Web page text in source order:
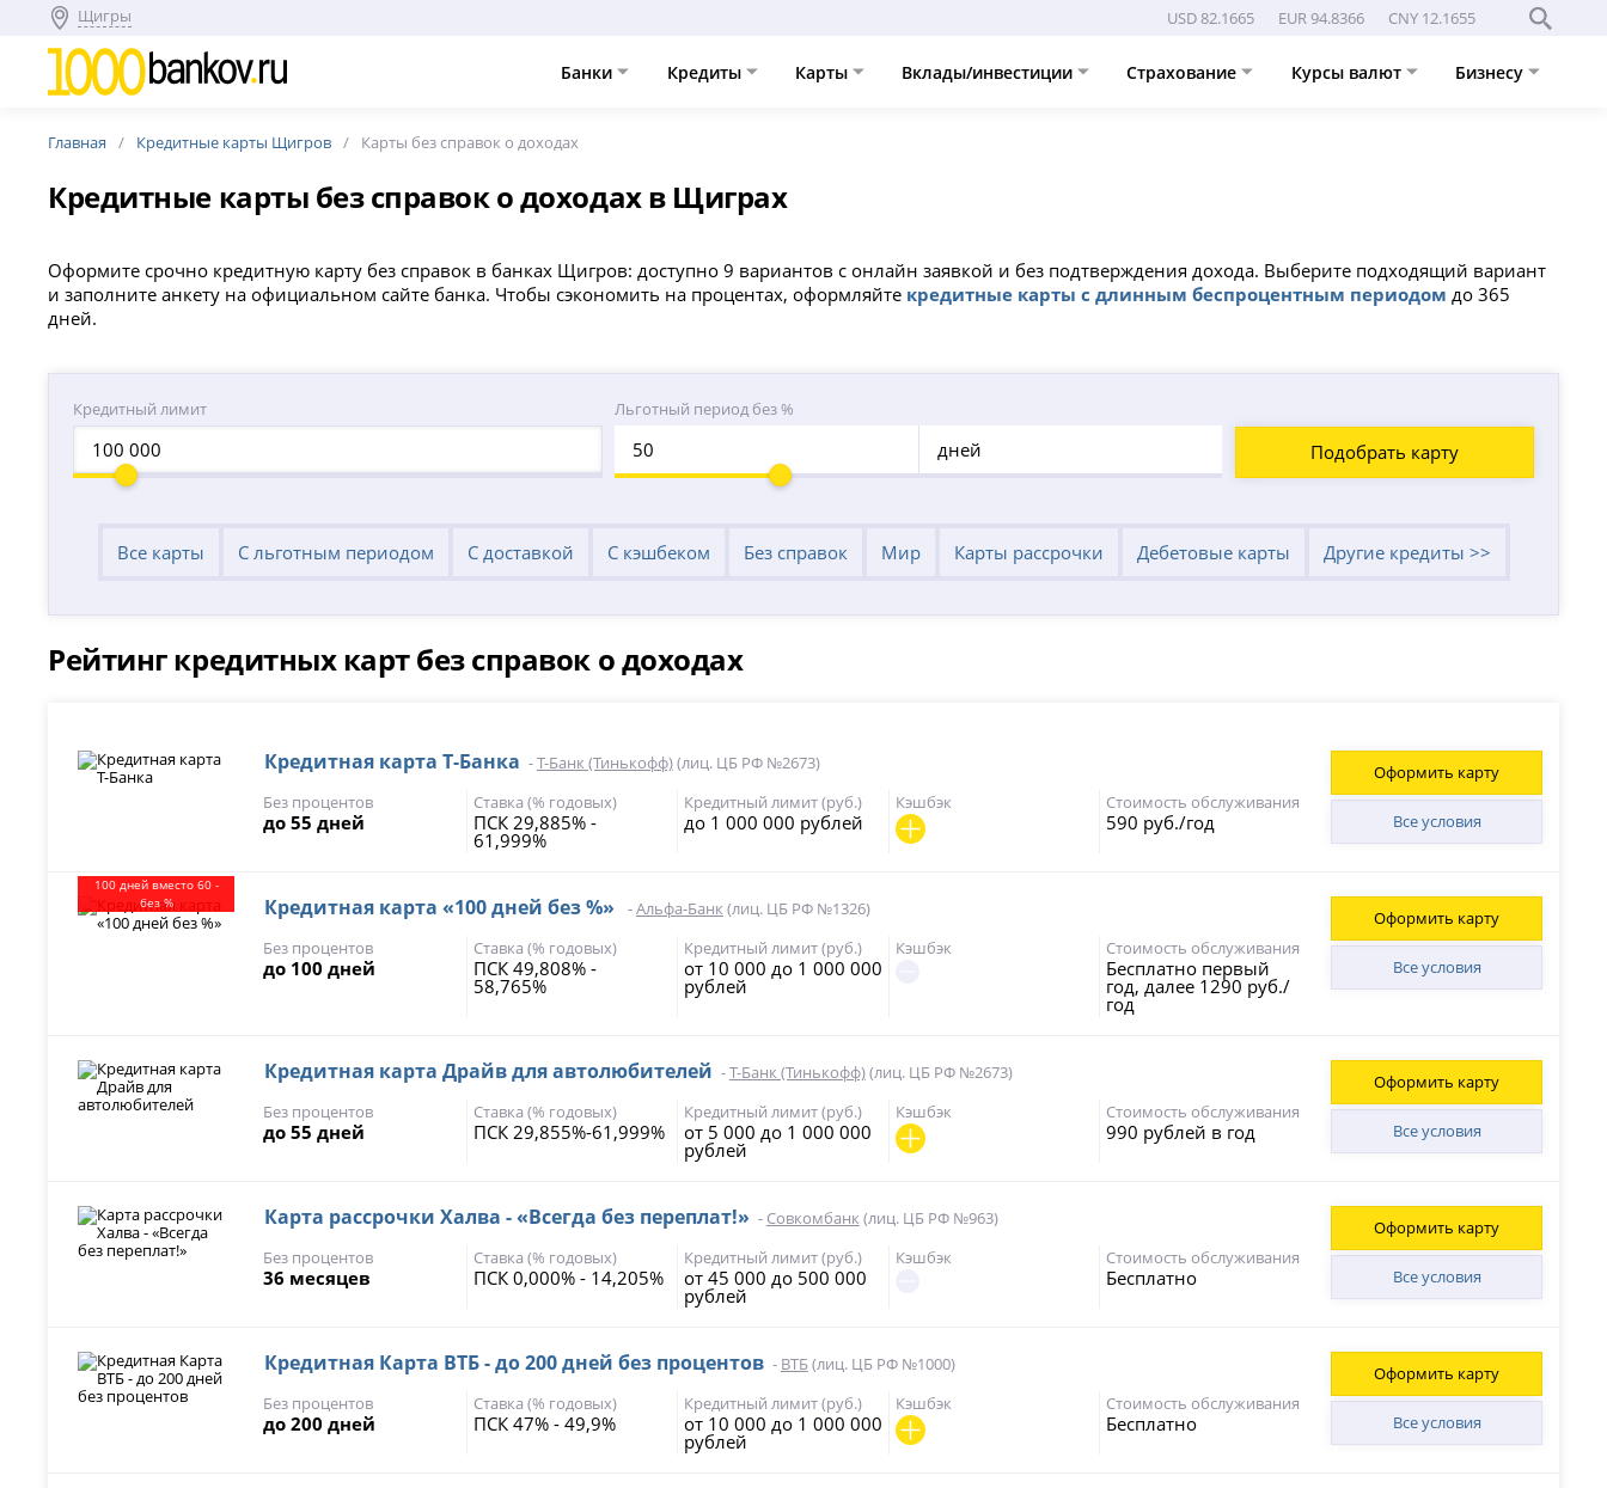
Щигры USD 82.1665 EUR 94.8366 CNY 12.1655
Банки Кредиты Карты Вклады/инвестиции Страхование Курсы валют Бизнесу
Главная Кредитные карты Щигров Карты без справок о доходах
Кредитные карты без справок о доходах в Щиграх
Оформите срочно кредитную карту без справок в банках Щигров: доступно 9 вариантов с онлайн заявкой и без подтверждения дохода. Выберите подходящий вариант
и заполните анкету на официальном сайте банка. Чтобы сэкономить на процентах, оформляйте кредитные карты с длинным беспроцентным периодом до 365
дней.
Кредитный лимит Льготный период без %
дней Подобрать карту
Все карты С льготным периодом С доставкой С кэшбеком Без справок Мир Карты рассрочки Дебетовые карты Другие кредиты >>
Рейтинг кредитных карт без справок о доходах
Кредитная карта Т-Банка -Т-Банк (Тинькофф)(лиц. ЦБ РФ №2673)
Без процентов
до 55 дней
Ставка (% годовых)
ПСК 29,885% -
61,999%
Кредитный лимит (руб.)
до 1 000 000 рублей
Кэшбэк Стоимость обслуживания
590 руб./год Все условия
Оформить карту
100 дней вместо 60 -
без %
Кредитная карта «100 дней без %» -Альфа-Банк (лиц. ЦБ РФ №1326)
Без процентов
до 100 дней
Ставка (% годовых)
ПСК 49,808% -
58,765%
Кредитный лимит (руб.)
от 10 000 до 1 000 000
рублей
Кэшбэк Стоимость обслуживания
Бесплатно первый
год, далее 1290 руб./
год
Все условия
Оформить карту
Кредитная карта Драйв для автолюбителей -Т-Банк (Тинькофф)(лиц. ЦБ РФ №2673)
Без процентов
до 55 дней
Ставка (% годовых)
ПСК 29,855%-61,999%
Кредитный лимит (руб.)
от 5 000 до 1 000 000
рублей
Кэшбэк Стоимость обслуживания
990 рублей в год Все условия
Оформить карту
Карта рассрочки Халва - «Всегда без переплат!» - Совкомбанк (лиц. ЦБ РФ №963)
Без процентов
36 месяцев
Ставка (% годовых)
ПСК 0,000% - 14,205%
Кредитный лимит (руб.)
от 45 000 до 500 000
рублей
Кэшбэк Стоимость обслуживания
Бесплатно Все условия
Оформить карту
Кредитная Карта ВТБ - до 200 дней без процентов - ВТБ(лиц. ЦБ РФ №1000)
Без процентов
до 200 дней
Ставка (% годовых)
ПСК 47% - 49,9%
Кредитный лимит (руб.)
от 10 000 до 1 000 000
рублей
Кэшбэк Стоимость обслуживания
Бесплатно Все условия
Оформить карту